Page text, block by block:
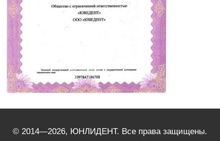
© 2014—2026, ЮНЛИДЕНТ. Все права защищены.